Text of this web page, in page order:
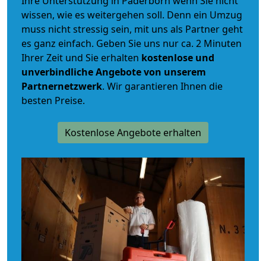
wissen, wie es weitergehen soll. Denn ein Umzug
muss nicht stressig sein, mit uns als Partner geht
es ganz einfach. Geben Sie uns nur ca. 2 Minuten
Ihrer Zeit und Sie erhalten kostenlose und
unverbindlicheAngebote von unserem
Partnernetzwerk. Wir garantieren Ihnen die
besten Preise.
Kostenlose Angebote erhalten